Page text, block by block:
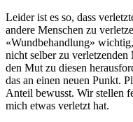
Leider ist es so, dass
andere Menschen zu
«Wundbehandlung»
nicht selber zu
den Mut zu diesen
das an einen neuen Punkt.
Anteil bewusst. Wir stellen
mich etwas verletzt hat.